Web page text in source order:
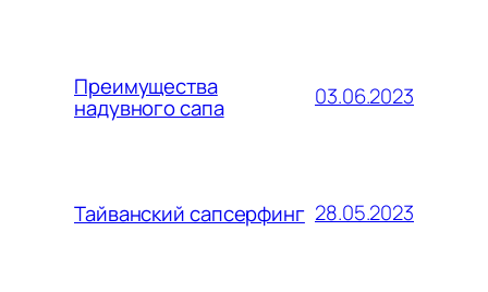
Преимущества
надувного сапа 03.06.2023
Тайванский сапсерфинг 28.05.2023